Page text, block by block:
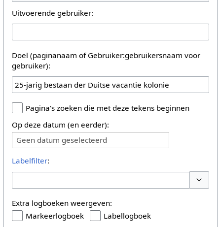
Uitvoerende gebruiker:
Doel (paginanaam of Gebruiker:gebruikersnaam voor
gebruiker):
Pagina's zoeken die met deze tekens beginnen
Op deze datum (en eerder):
Geen datum geselecteerd
Labelfilter:
Extra logboeken weergeven:
Markeerlogboek
Labellogboek